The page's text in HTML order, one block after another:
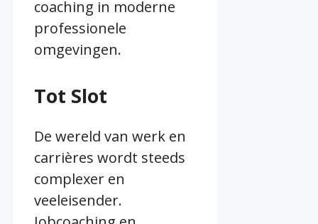
coaching in moderne
professionele
omgevingen.
Tot Slot
De wereld van werk en
carrières wordt steeds
complexer en
veeleisender.